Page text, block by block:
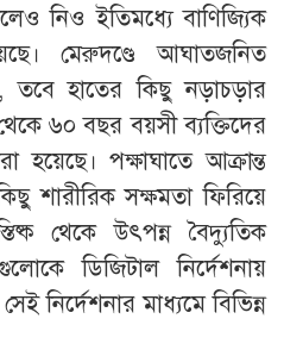
নিও ইতিমধ্যে বাণিজ্যিক
মেরুদণ্ডে আঘাতজনিত
তবে হাতের কিছু নড়াচড়ার
৬০ বছর বয়সী ব্যক্তিদের
হয়েছে। পক্ষাঘাতে আক্রান্ত
শারীরিক সক্ষমতা ফিরিয়ে
থেকে উৎপন্ন বৈদ্যুতিক
ডিজিটাল নির্দেশনায়
নির্দেশনার মাধ্যমে বিভিন্ন